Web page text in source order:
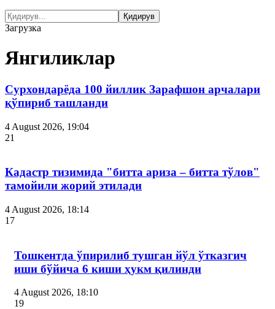
Загрузка
Янгиликлар
Сурхондарёда 100 йиллик Зарафшон арчалари
қўпириб ташланди
4 August 2026, 19:04
21
Кадастр тизимида "битта ариза – битта тўлов"
тамойили жорий этилади
4 August 2026, 18:14
17
Тошкентда ўпирилиб тушган йўл ўтказгич
иши бўйича 6 киши ҳукм қилинди
4 August 2026, 18:10
19